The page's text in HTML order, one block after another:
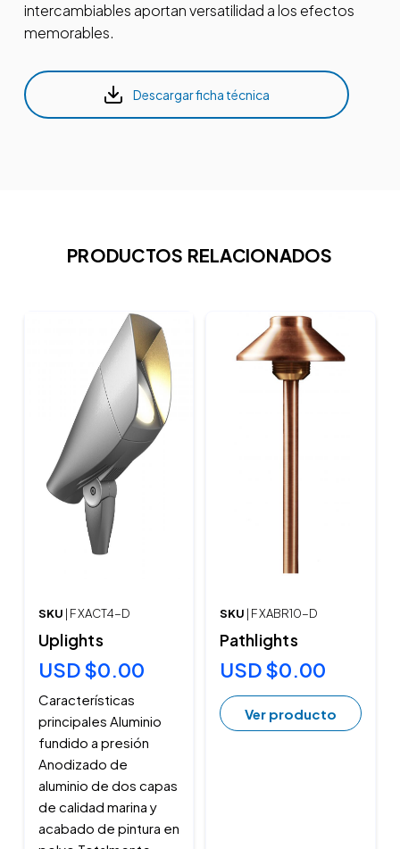
intercambiables aportan versatilidad a los efectos
memorables.
Descargar ficha técnica
PRODUCTOS RELACIONADOS
SKU | F XACT4-D
Uplights
USD $0.00
Características
principales Aluminio
fundido a presión
Anodizado de
aluminio de dos capas
de calidad marina y
acabado de pintura en
SKU | F XABR10-D
Pathlights
USD $0.00
Ver producto